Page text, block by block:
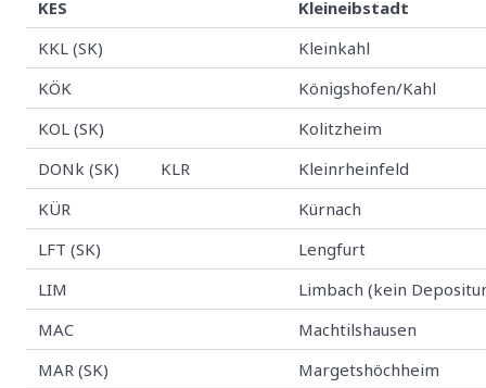
KES
Kleineibstadt
KKL (SK)
Kleinkahl
KÖK
Königshofen/Kahl
KOL (SK)
Kolitzheim
DONk (SK)
KLR
Kleinrheinfeld
KÜR
Kürnach
LFT (SK)
Lengfurt
LIM
Limbach (kein
MAC
Machtilshausen
MAR (SK)
Margetshöchheim